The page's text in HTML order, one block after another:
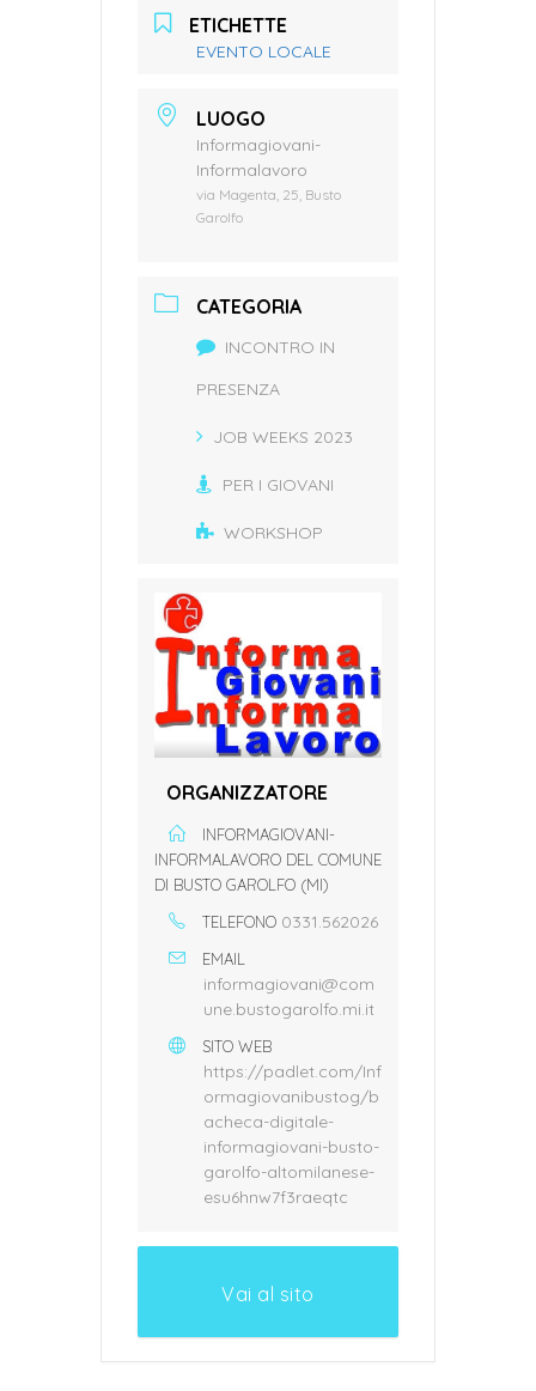
ETICHETTE
EVENTO LOCALE
LUOGO
Informagiovani-
Informalavoro
via Magenta, 25, Busto
Garolfo
CATEGORIA
INCONTRO IN
PRESENZA
JOB WEEKS 2023
PER I GIOVANI
WORKSHOP
ORGANIZZATORE
INFORMAGIOVANI-
INFORMALAVORO DEL COMUNE
DI BUSTO GAROLFO (MI)
TELEFONO 0331.562026
EMAIL
informagiovani@com
une.bustogarolfo.mi.it
SITO WEB
https://padlet.com/Inf
ormagiovanibustog/b
acheca-digitale-
informagiovani-busto-
garolfo-altomilanese-
esu6hnw7f3raeqtc
Vai al sito